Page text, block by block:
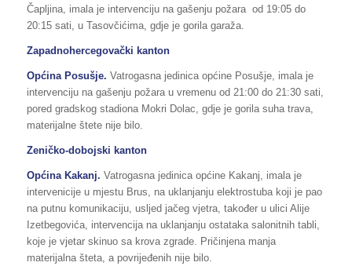
Čapljina, imala je intervenciju na gašenju požara od 19:05 do
20:15 sati, u Tasovčićima, gdje je gorila garaža.
Zapadnohercegovački kanton
Općina Posušje. Vatrogasna jedinica općine Posušje, imala je
intervenciju na gašenju požara u vremenu od 21:00 do 21:30 sati,
pored gradskog stadiona Mokri Dolac, gdje je gorila suha trava,
materijalne štete nije bilo.
Zeničko-dobojski kanton
Općina Kakanj. Vatrogasna jedinica općine Kakanj, imala je
intervenicije u mjestu Brus, na uklanjanju elektrostuba koji je pao
na putnu komunikaciju, usljed jačeg vjetra, također u ulici Alije
Izetbegovića, intervencija na uklanjanju ostataka salonitnih tabli,
koje je vjetar skinuo sa krova zgrade. Pričinjena manja
materijalna šteta, a povrijeđenih nije bilo.